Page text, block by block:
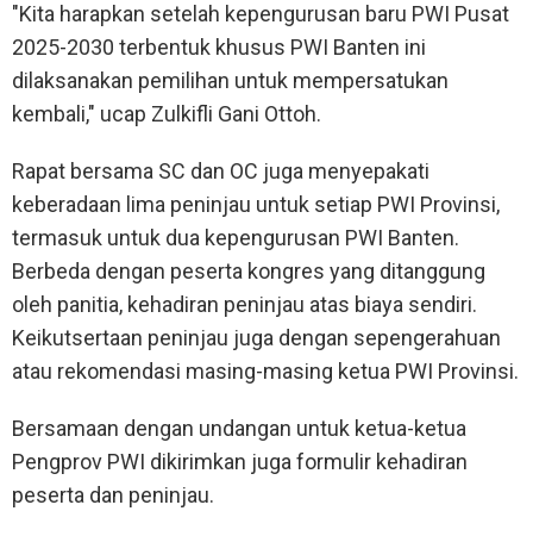
"Kita harapkan setelah kepengurusan baru PWI Pusat
2025-2030 terbentuk khusus PWI Banten ini
dilaksanakan pemilihan untuk mempersatukan
kembali," ucap Zulkifli Gani Ottoh.
Rapat bersama SC dan OC juga menyepakati
keberadaan lima peninjau untuk setiap PWI Provinsi,
termasuk untuk dua kepengurusan PWI Banten.
Berbeda dengan peserta kongres yang ditanggung
oleh panitia, kehadiran peninjau atas biaya sendiri.
Keikutsertaan peninjau juga dengan sepengerahuan
atau rekomendasi masing-masing ketua PWI Provinsi.
Bersamaan dengan undangan untuk ketua-ketua
Pengprov PWI dikirimkan juga formulir kehadiran
peserta dan peninjau.